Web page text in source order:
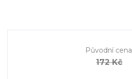
Původní cena
172 Kč